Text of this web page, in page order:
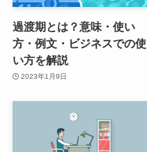
過渡期とは？意味・使い
方・例文・ビジネスでの使
い方を解説
2023年1月9日